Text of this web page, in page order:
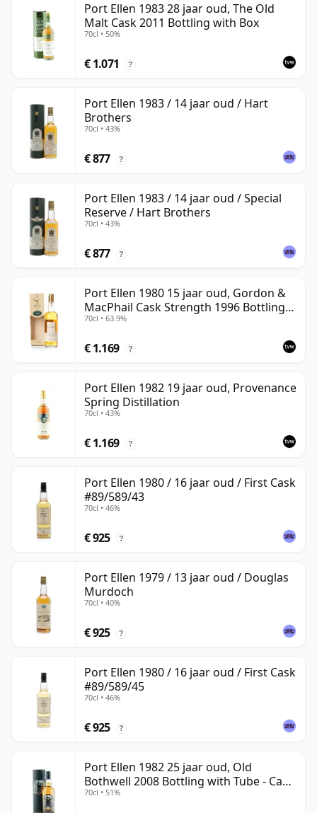
Port Ellen 1983 28 jaar oud, The Old
Malt Cask 2011 Bottling with Box
70cl • 50%
€ 1.071 ?
Port Ellen 1983 / 14 jaar oud / Hart
Brothers
70cl • 43%
€ 877 ?
Port Ellen 1983 / 14 jaar oud / Special
Reserve / Hart Brothers
70cl • 43%
€ 877 ?
Port Ellen 1980 15 jaar oud, Gordon &
MacPhail Cask Strength 1996 Bottling
with Box
70cl • 63.9%
€ 1.169 ?
Port Ellen 1982 19 jaar oud, Provenance
Spring Distillation
70cl • 43%
€ 1.169 ?
Port Ellen 1980 / 16 jaar oud / First Cask
#89/589/43
70cl • 46%
€ 925 ?
Port Ellen 1979 / 13 jaar oud / Douglas
Murdoch
70cl • 40%
€ 925 ?
Port Ellen 1980 / 16 jaar oud / First Cask
#89/589/45
70cl • 46%
€ 925 ?
Port Ellen 1982 25 jaar oud, Old
Bothwell 2008 Bottling with Tube - Cask
#2555
70cl • 51%